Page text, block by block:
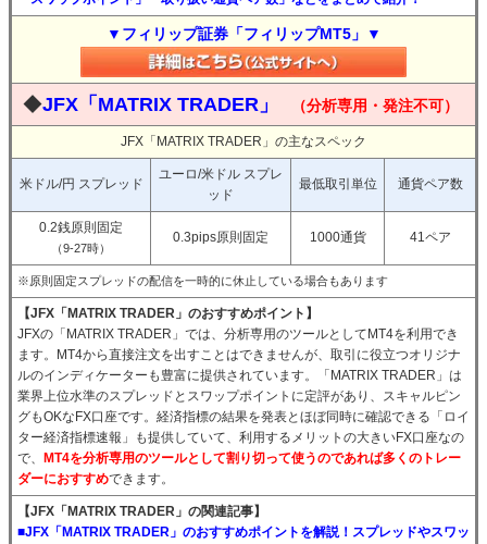
▼フィリップ証券「フィリップMT5」▼
◆JFX「MATRIX TRADER」 （分析専用・発注不可）
JFX「MATRIX TRADER」の主なスペック
米ドル/円 スプレッド
ユーロ/米ドル スプレ
ッド
最低取引単位 通貨ペア数
0.2銭原則固定
（9-27時）
0.3pips原則固定 1000通貨 41ペア
※原則固定スプレッドの配信を一時的に休止している場合もあります
【JFX「MATRIX TRADER」のおすすめポイント】
JFXの「MATRIX TRADER」では、分析専用のツールとしてMT4を利用でき
ます。MT4から直接注文を出すことはできませんが、取引に役立つオリジナ
ルのインディケーターも豊富に提供されています。「MATRIX TRADER」は
業界上位水準のスプレッドとスワップポイントに定評があり、スキャルピン
グもOKなFX口座です。経済指標の結果を発表とほぼ同時に確認できる「ロイ
ター経済指標速報」も提供していて、利用するメリットの大きいFX口座なの
で、
MT4を分析専用のツールとして割り切って使うのであれば多くのトレー
ダーにおすすめできます。
【JFX「MATRIX TRADER」の関連記事】
■JFX「MATRIX TRADER」のおすすめポイントを解説！スプレッドやスワッ